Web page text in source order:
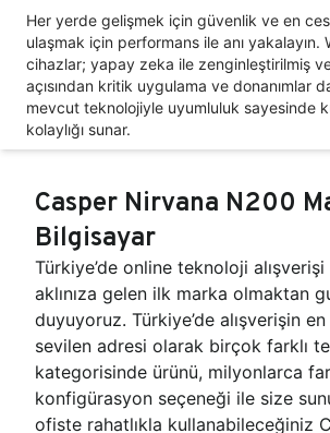
Her yerde gelişmek için güvenlik ve en
ulaşmak için performans ile anı yakalayın.
cihazlar; yapay zeka ile zenginleştirilmiş
açısından kritik uygulama ve donanımlar
mevcut teknolojiyle uyumluluk sayesinde
kolaylığı sunar.
Casper Nirvana N200
Bilgisayar
Türkiye’de online teknoloji
aklınıza gelen ilk marka olmaktan
duyuyoruz. Türkiye’de alışverişin
sevilen adresi olarak birçok farklı
kategorisinde ürünü, milyonlarca
konfigürasyon seçeneği ile size
ofiste rahatlıkla kullanabileceğiniz